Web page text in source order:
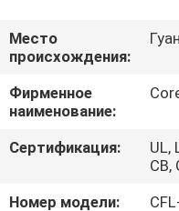
НАС
ФАБРИКИ
Место
происхождения:
Фирменное
наименование:
Сертификация:
UL,
CB,
Номер модели: